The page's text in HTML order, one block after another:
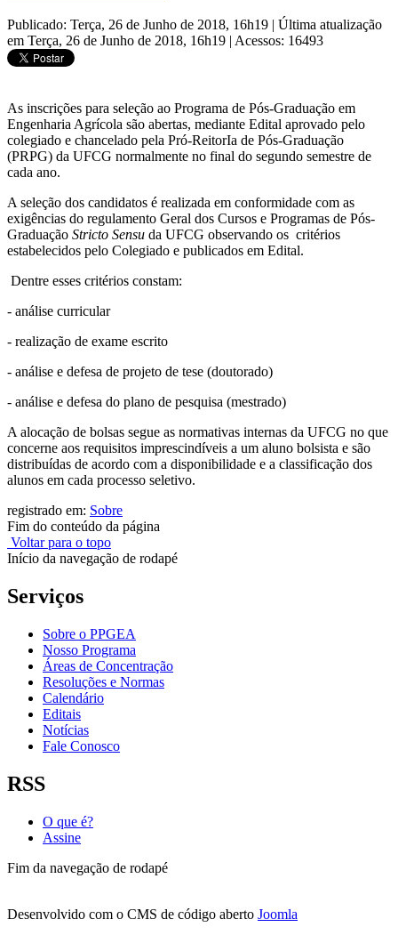
Publicado: Terça, 26 de Junho de 2018, 16h19 | Última atualização
em Terça, 26 de Junho de 2018, 16h19 | Acessos: 16493
As inscrições para seleção ao Programa de Pós-Graduação em
Engenharia Agrícola são abertas, mediante Edital aprovado pelo
colegiado e chancelado pela Pró-ReitorIa de Pós-Graduação
(PRPG) da UFCG normalmente no final do segundo semestre de
cada ano.
A seleção dos candidatos é realizada em conformidade com as
exigências do regulamento Geral dos Cursos e Programas de Pós-
Graduação Stricto Sensu da UFCG observando os critérios
estabelecidos pelo Colegiado e publicados em Edital.
Dentre esses critérios constam:
- análise curricular
- realização de exame escrito
- análise e defesa de projeto de tese (doutorado)
- análise e defesa do plano de pesquisa (mestrado)
A alocação de bolsas segue as normativas internas da UFCG no que
concerne aos requisitos imprescindíveis a um aluno bolsista e são
distribuídas de acordo com a disponibilidade e a classificação dos
alunos em cada processo seletivo.
registrado em: Sobre
Fim do conteúdo da página
Voltar para o topo
Início da navegação de rodapé
Serviços
Sobre o PPGEA
Nosso Programa
Áreas de Concentração
Resoluções e Normas
Calendário
Editais
Notícias
Fale Conosco
RSS
O que é?
Assine
Fim da navegação de rodapé
Desenvolvido com o CMS de código aberto Joomla